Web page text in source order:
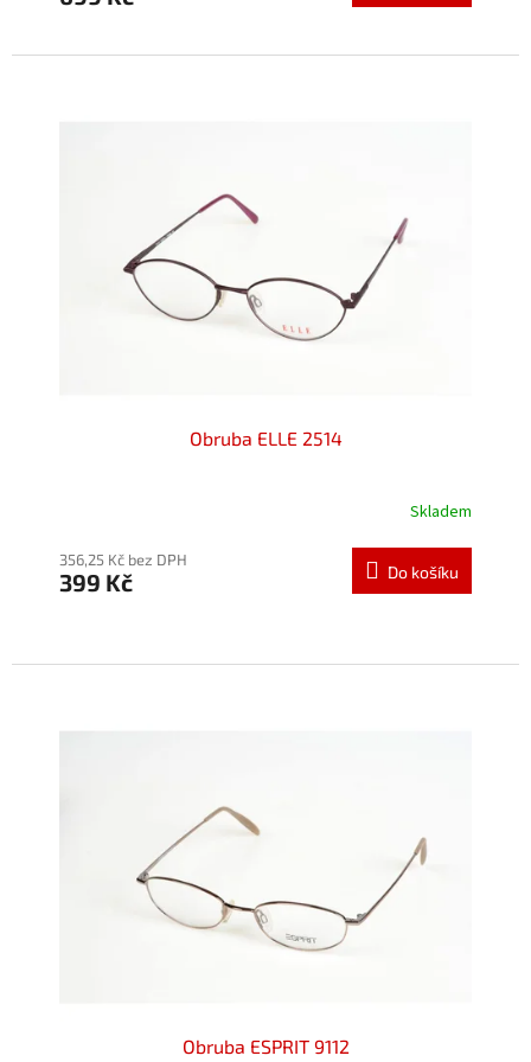
Obruba ELLE 2514
produktu
je
hvězdiček.
Skladem
356,25 Kč bez DPH
399 Kč Do košíku
Obruba ESPRIT 9112